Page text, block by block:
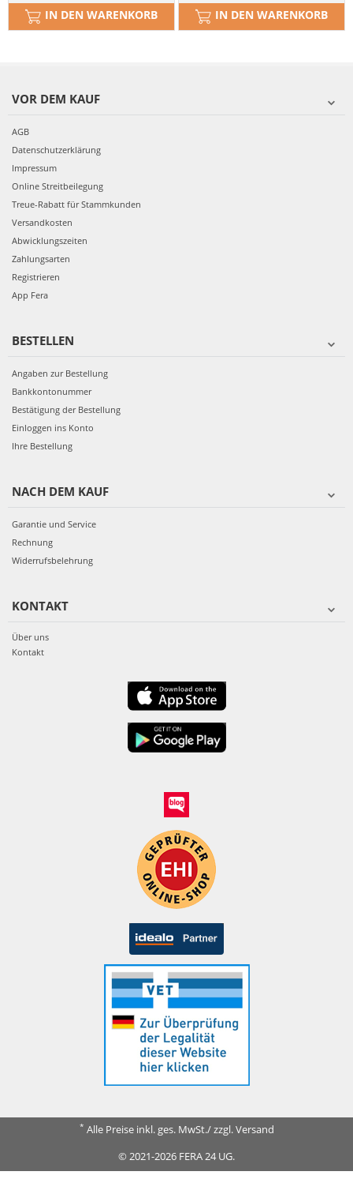
IN DEN WARENKORB IN DEN WARENKORB
VOR DEM KAUF
AGB
Datenschutzerklärung
Impressum
Online Streitbeilegung
Treue-Rabatt für Stammkunden
Versandkosten
Abwicklungszeiten
Zahlungsarten
Registrieren
App Fera
BESTELLEN
Angaben zur Bestellung
Bankkontonummer
Bestätigung der Bestellung
Einloggen ins Konto
Ihre Bestellung
NACH DEM KAUF
Garantie und Service
Rechnung
Widerrufsbelehrung
KONTAKT
Über uns
Kontakt
* Alle Preise inkl. ges. MwSt./ zzgl. Versand
© 2021-2026 FERA 24 UG.